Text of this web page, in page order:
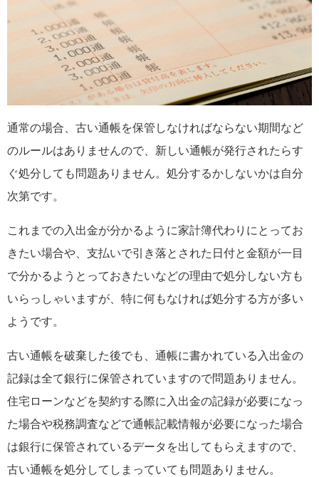
通常の場合、古い通帳を保管しなければならない期間など
のルールはありませんので、新しい通帳が発行されたらす
ぐ処分しても問題ありません。処分するかしないかは自分
次第です。
これまでの入出金が分かるように家計簿代わりにとってお
きたい場合や、支払いで引き落とされた日付と金額が一目
で分かるようとっておきたいなどの理由で処分しない方も
いらっしゃいますが、特に何もなければ処分する方が多い
ようです。
古い通帳を破棄した後でも、通帳に書かれている入出金の
記録は全て銀行に保管されていますので問題ありません。
住宅ローンなどを契約する際に入出金の記録が必要になっ
た場合や税務調査などで通帳記載情報が必要になった場合
は銀行に保管されているデータを出してもらえますので、
古い通帳を処分してしまっていても問題ありません。